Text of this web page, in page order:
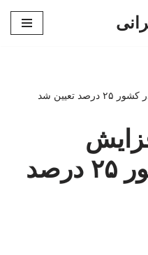
تعیین شد
اجاره‌بها در کشور ۲۵ درصد